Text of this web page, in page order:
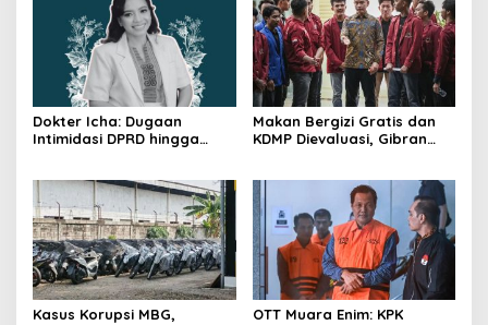
Dokter Icha: Dugaan
Intimidasi DPRD hingga
Perkembangannya
Makan Bergizi Gratis dan
KDMP Dievaluasi, Gibran
Kasus Korupsi MBG,
OTT Muara Enim: KPK